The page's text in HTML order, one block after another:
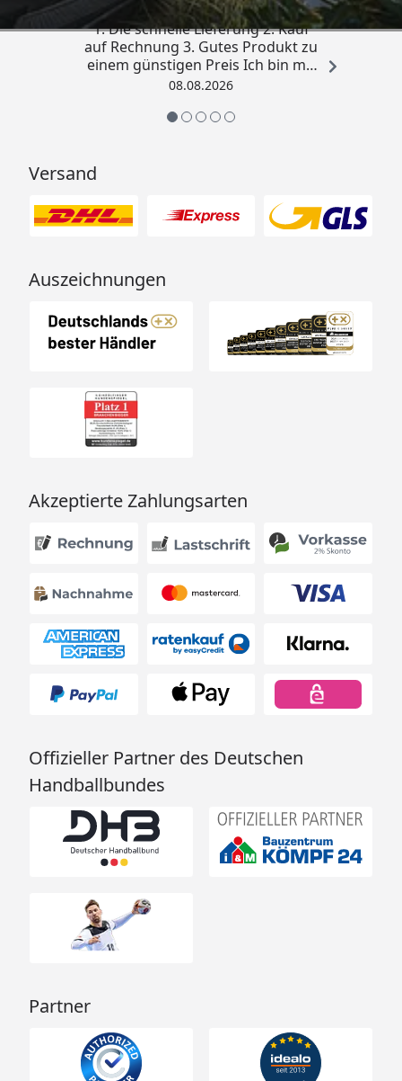
„Besonders gut gefallen hat mir :
1. Die schnelle Lieferung 2. Kauf
auf Rechnung 3. Gutes Produkt zu
einem günstigen Preis Ich bin mit
der Kaufabwicklung sehr
08.08.2026
Versand
Auszeichnungen
Akzeptierte Zahlungsarten
Offizieller Partner des Deutschen
Handballbundes
Partner